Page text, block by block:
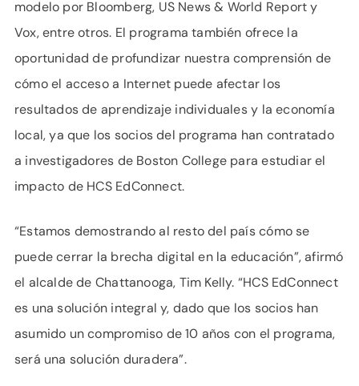
modelo por Bloomberg, US News & World Report y
Vox, entre otros. El programa también ofrece la
oportunidad de profundizar nuestra comprensión de
cómo el acceso a Internet puede afectar los
resultados de aprendizaje individuales y la economía
local, ya que los socios del programa han contratado
a investigadores de Boston College para estudiar el
impacto de HCS EdConnect.
“Estamos demostrando al resto del país cómo se
puede cerrar la brecha digital en la educación”, afirmó
el alcalde de Chattanooga, Tim Kelly. “HCS EdConnect
es una solución integral y, dado que los socios han
asumido un compromiso de 10 años con el programa,
será una solución duradera”.